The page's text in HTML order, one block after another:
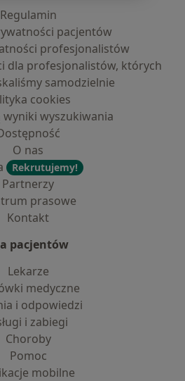
Regulamin
pacjentów
profesjonalistów
dla profesjonalistów, których
samodzielnie
cookies
wyniki wyszukiwania
O nas
Rekrutujemy!
Partnerzy
prasowe
Kontakt
pacjentów
Lekarze
medyczne
i odpowiedzi
i zabiegi
Choroby
Pomoc
mobilne